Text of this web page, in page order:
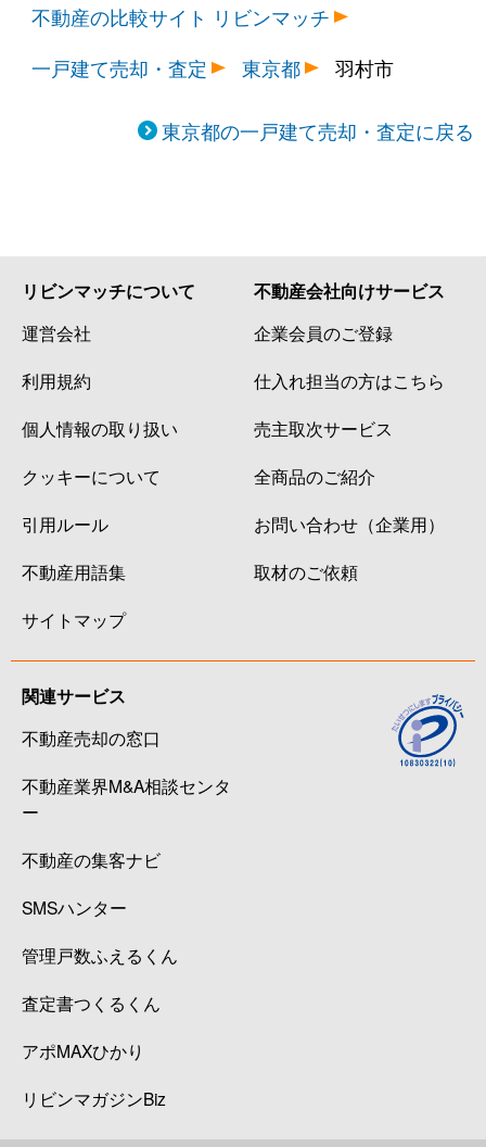
不動産の比較サイト リビンマッチ
一戸建て売却・査定
東京都 羽村市
東京都の一戸建て売却・査定に戻る
リビンマッチについて
運営会社
利用規約
個人情報の取り扱い
クッキーについて
引用ルール
不動産用語集
サイトマップ
不動産会社向けサービス
企業会員のご登録
仕入れ担当の方はこちら
売主取次サービス
全商品のご紹介
お問い合わせ（企業用）
取材のご依頼
関連サービス
不動産売却の窓口
不動産業界M&A相談センタ
ー
不動産の集客ナビ
SMSハンター
管理戸数ふえるくん
査定書つくるくん
アポMAXひかり
リビンマガジンBiz